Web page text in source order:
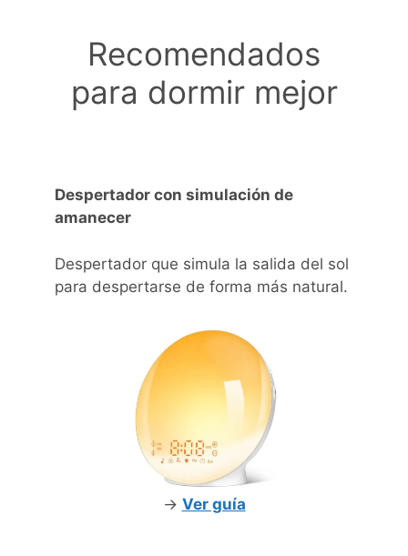
Recomendados
para dormir mejor
Despertador con simulación de
amanecer
Despertador que simula la salida del sol
para despertarse de forma más natural.
-> Ver guía